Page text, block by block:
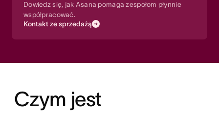
Dowiedz się, jak Asana pomaga zespołom płynnie
współpracować.
Kontakt ze sprzedażą
Czym jest